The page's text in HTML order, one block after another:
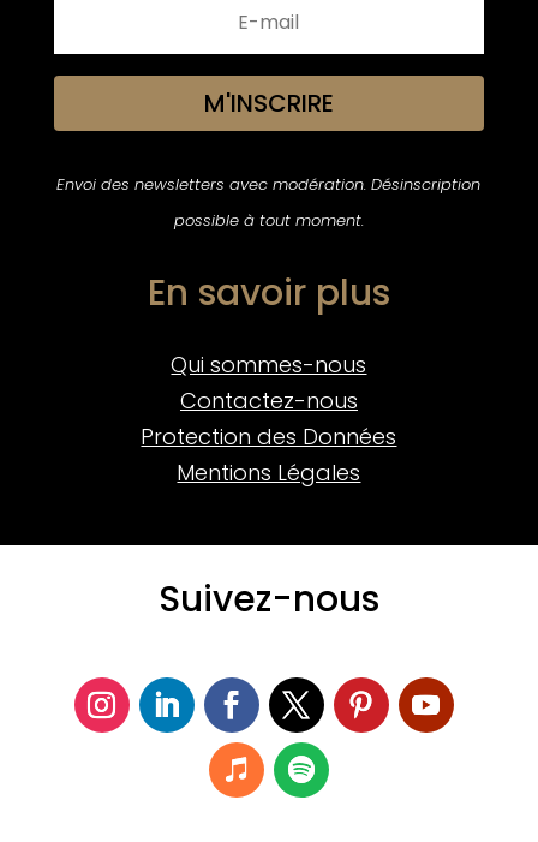
M'INSCRIRE
Envoi des newsletters avec modération. Désinscription
possible à tout moment.
En savoir plus
Qui sommes-nous
Contactez-nous
Protection des Données
Mentions Légales
Suivez-nous